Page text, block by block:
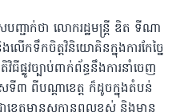
ជាក់ថា លោករដ្ឋមន្ត្រី ឌិត ទីណា
ើកទឹកចិត្តវិនិយោគិនក្នុងការកែច្នៃ
លូវច្បាប់ពាក់ព័ន្ធនឹងការនាំចេញ
៣ ពីបណ្តាខេត្ត ក៏ដូចក្នុងតំបន់